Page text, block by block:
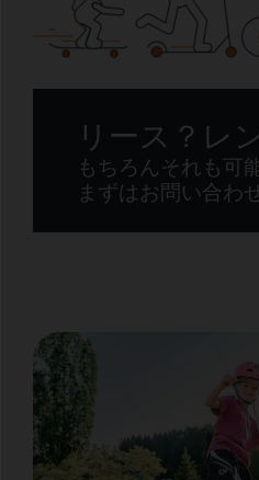
リース？レ
もちろんそれも可
まずはお問い合わ